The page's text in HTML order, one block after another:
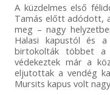
A küzdelmes első
Tamás előtt adódott,
meg – nagy
Halasi kapustól és
birtokolták többet a
védekeztek már a
eljutottak a vendég
Mursits kapus volt